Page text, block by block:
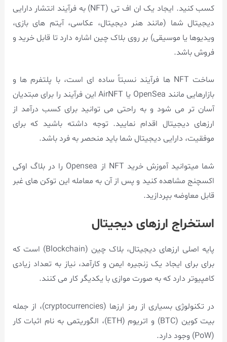
کسب کنید. ایجاد یک ان اف تی (NFT) به فرآیند انتشار دارایی
دیجیتال شما (مانند هنر دیجیتال، عکاسی، آیتم های بازی،
ویدیوها یا موسیقی) بر روی بلاک چین اشاره دارد تا قابل خرید و
فروش باشد.
ساخت NFT ها فرآیند نسبتاً ساده ای است، با پلتفرم ها و
بازارهایی مانند OpenSea یا AirNFT این فرآیند را برای مبتدیان
آسان تر می شود و به راحتی می توانید برای کسب درآمد از
ارزهای دیجیتال اقدام نمایید. توجه داشته باشید که برای
موفقیت، دارایی دیجیتال شما باید منحصر به فرد باشد.
شما میتوانید آموزش خرید NFT از Opensea را در بلاگ اوکی
اکسچنج مشاهده کنید و پس از آن به معامله این توکن های غبر
قابل معاوضه بپردازید.
استخراج ارزهای دیجیتال
پایه اصلی ارزهای دیجیتال، بلاک چین (Blockchain) است که
برای برای ایجاد یک زنجیره ایمن و کارآمد، نیاز به تعداد زیادی
کامپیوتر دارد که به صورت موازی با یکدیگر کار می کنند.
در تکنولوژی بسیاری از رمز ارزها (cryptocurrencies)، از جمله
بیت کوین (BTC) و اتریوم (ETH)، الگوریتمی به نام اثبات کار
(PoW) وجود دارد.